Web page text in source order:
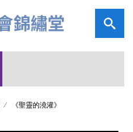
《聖靈的澆灌》